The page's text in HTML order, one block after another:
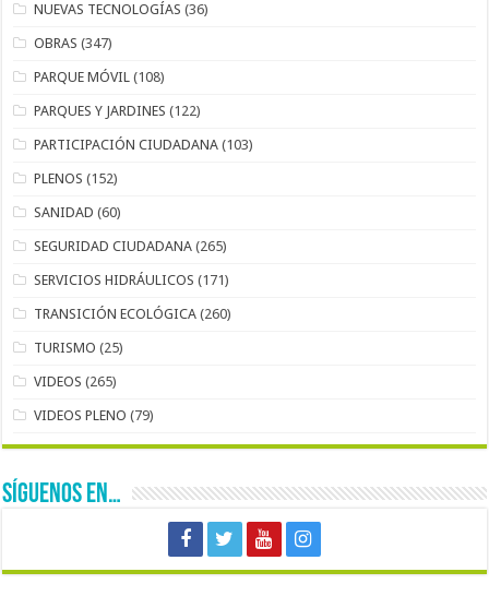
NUEVAS TECNOLOGÍAS (36)
OBRAS (347)
PARQUE MÓVIL (108)
PARQUES Y JARDINES (122)
PARTICIPACIÓN CIUDADANA (103)
PLENOS (152)
SANIDAD (60)
SEGURIDAD CIUDADANA (265)
SERVICIOS HIDRÁULICOS (171)
TRANSICIÓN ECOLÓGICA (260)
TURISMO (25)
VIDEOS (265)
VIDEOS PLENO (79)
SÍGUENOS EN…